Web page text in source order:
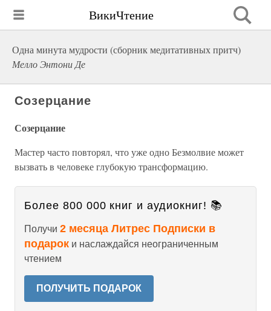
ВикиЧтение
Одна минута мудрости (сборник медитативных притч)
Мелло Энтони Де
Созерцание
Созерцание
Мастер часто повторял, что уже одно Безмолвие может
вызвать в человеке глубокую трансформацию.
Более 800 000 книг и аудиокниг! 📚
Получи 2 месяца Литрес Подписки в
подарок и наслаждайся неограниченным
чтением
ПОЛУЧИТЬ ПОДАРОК